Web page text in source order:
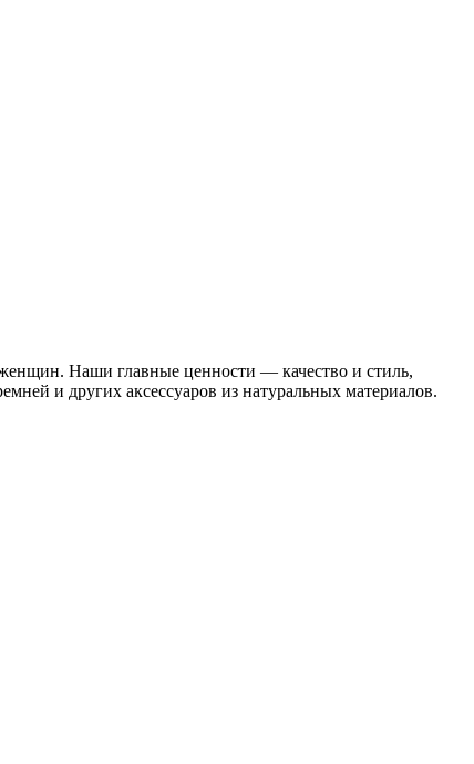
Наши главные ценности — качество и стиль,
и других аксессуаров из натуральных материалов.